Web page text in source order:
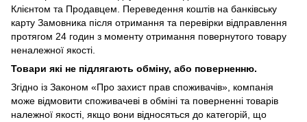
Клієнтом та Продавцем. Переведення коштів на банківську
карту Замовника після отримання та перевірки відправлення
протягом 24 годин з моменту отримання повернутого товару
неналежної якості.
Товари які не підлягають обміну, або поверненню.
Згідно із Законом «Про захист прав споживачів», компанія
може відмовити споживачеві в обміні та поверненні товарів
належної якості, якщо вони відносяться до категорій, що